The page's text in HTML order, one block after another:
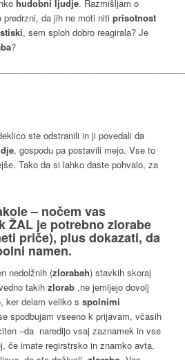
hudobni ljudje. Razmišljam o
da jih ne moti niti prisotnost
stiski, sem sploh dobro reagirala? Je
?
ste odstranili in ji povedali da
, gospodu pa postavili mejo. Vse to
Tako da si lahko daste pohvalo, za
– nočem vas
ŽAL je potrebnozlorabe
priče), plus dokazati, da
namen.
nedolžnih (zlorabah) stavkih skoraj
takih zlorab ,ne jemljejo dovolj
ker delam veliko s spolnimi
spodbujam vseeno k prijavam, včasih
–da naredijo vsaj zaznamek in vse
če imate regirstrsko in znamko avta,